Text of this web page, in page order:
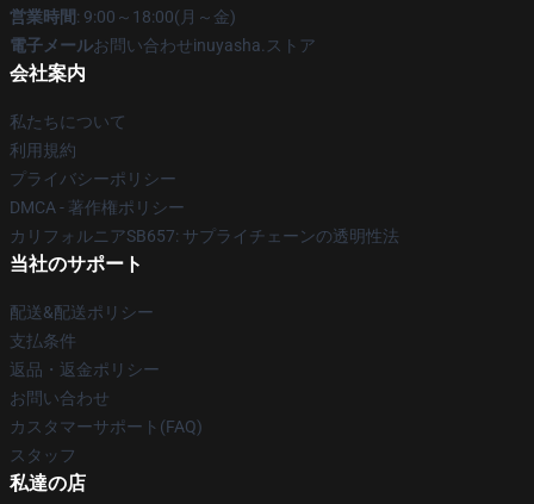
営業時間: 9:00～18:00(月～金)
電子メールお問い合わせinuyasha.ストア
会社案内
私たちについて
利用規約
プライバシーポリシー
DMCA - 著作権ポリシー
カリフォルニアSB657: サプライチェーンの透明性法
当社のサポート
配送&配送ポリシー
支払条件
返品・返金ポリシー
お問い合わせ
カスタマーサポート(FAQ)
スタッフ
私達の店